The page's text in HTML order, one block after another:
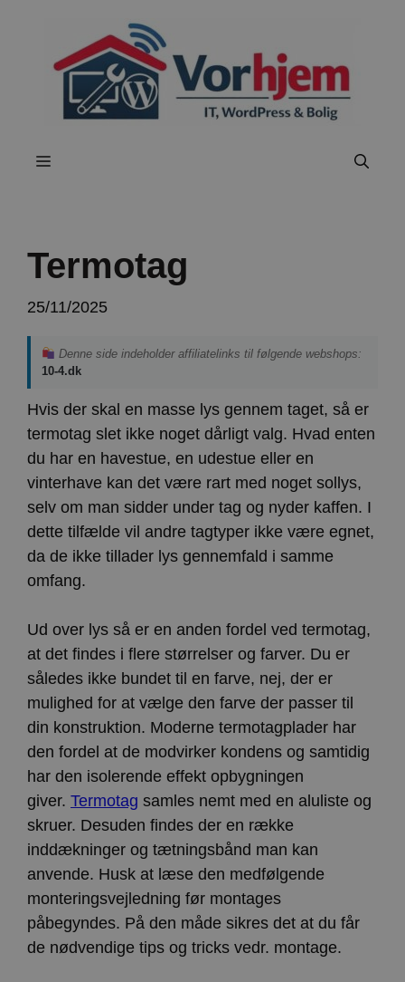
Menu
Termotag
25/11/2025
Denne side indeholder affiliatelinks til følgende webshops:
10-4.dk
Hvis der skal en masse lys gennem taget, så er
termotag slet ikke noget dårligt valg. Hvad enten
du har en havestue, en udestue eller en
vinterhave kan det være rart med noget sollys,
selv om man sidder under tag og nyder kaffen. I
dette tilfælde vil andre tagtyper ikke være egnet,
da de ikke tillader lys gennemfald i samme
omfang.
Ud over lys så er en anden fordel ved termotag,
at det findes i flere størrelser og farver. Du er
således ikke bundet til en farve, nej, der er
mulighed for at vælge den farve der passer til
din konstruktion. Moderne termotagplader har
den fordel at de modvirker kondens og samtidig
har den isolerende effekt opbygningen
giver. Termotag samles nemt med en aluliste og
skruer. Desuden findes der en række
inddækninger og tætningsbånd man kan
anvende. Husk at læse den medfølgende
monteringsvejledning før montages
påbegyndes. På den måde sikres det at du får
de nødvendige tips og tricks vedr. montage.